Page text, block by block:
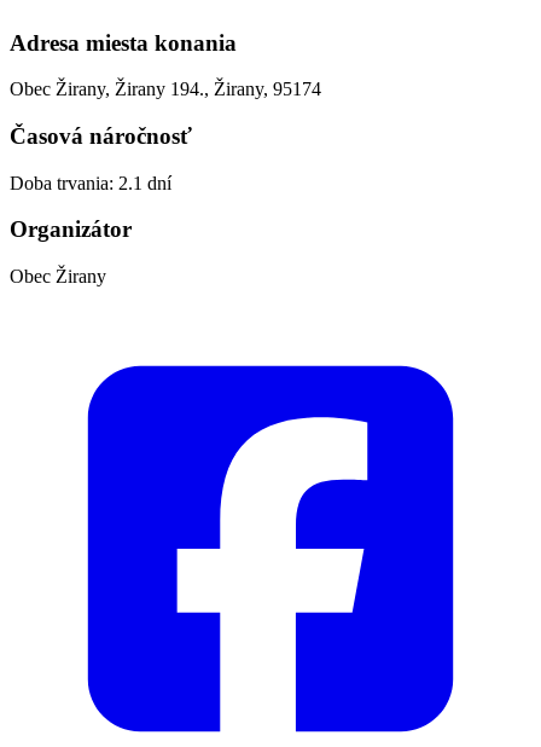
Adresa miesta konania
Obec Žirany, Žirany 194., Žirany, 95174
Časová náročnosť
Doba trvania: 2.1 dní
Organizátor
Obec Žirany